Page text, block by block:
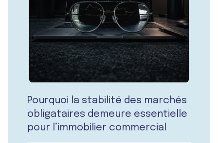
Pourquoi la stabilité des marchés
obligataires demeure essentielle
pour l’immobilier commercial